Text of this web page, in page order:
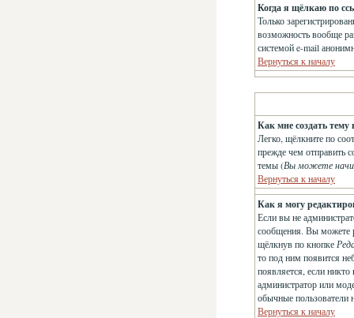
Когда я щёлкаю по
Только
возможность вообще
системой e-mail
Вернуться к началу
Как мне создать тему
Легко, щёлкните по
прежде чем отправить
темы (Вы можете
Вернуться к началу
Как я могу
Если вы не
сообщения. Вы можете
щёлкнув по кнопке
то под ним появится
появляется, если
администратор или
обычные пользователи
Вернуться к началу